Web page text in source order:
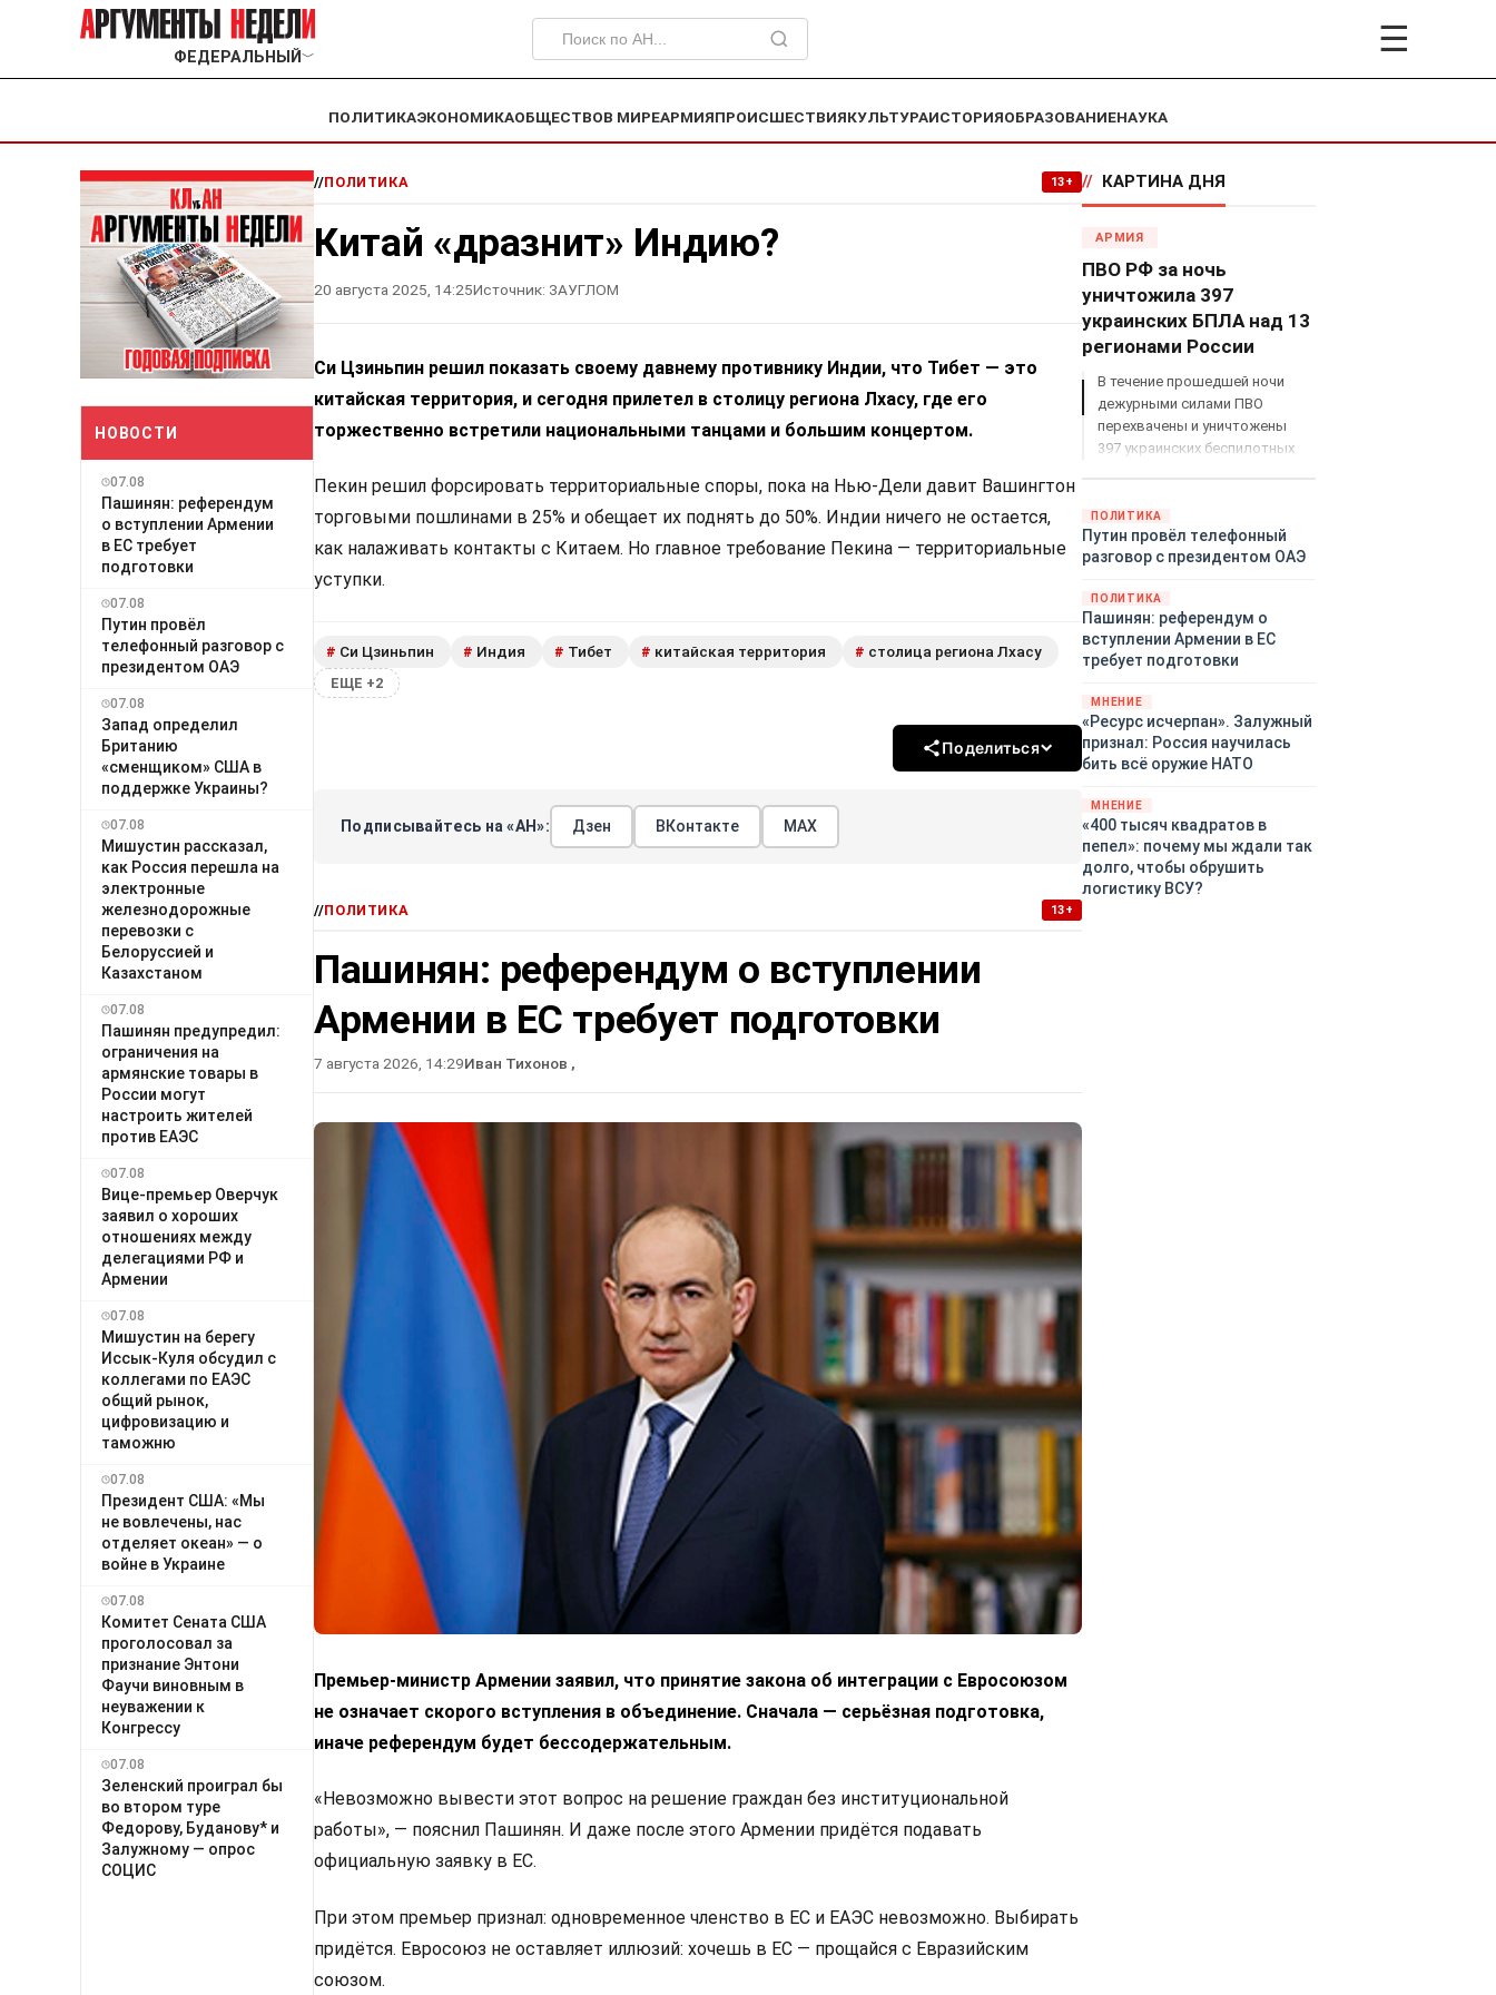
ФЕДЕРАЛЬНЫЙ ﹀ ☰
ПОЛИТИКАЭКОНОМИКАОБЩЕСТВОВ МИРЕАРМИЯПРОИСШЕСТВИЯКУЛЬТУРАИСТОРИЯОБРАЗОВАНИЕНАУКА
НОВОСТИ
07.08
Пашинян: референдум
о вступлении Армении
в ЕС требует
подготовки
07.08
Путин провёл
телефонный разговор с
президентом ОАЭ
07.08
Запад определил
Британию
«сменщиком» США в
поддержке Украины?
07.08
Мишустин рассказал,
как Россия перешла на
электронные
железнодорожные
перевозки с
Белоруссией и
Казахстаном
07.08
Пашинян предупредил:
ограничения на
армянские товары в
России могут
настроить жителей
против ЕАЭС
07.08
Вице-премьер Оверчук
заявил о хороших
отношениях между
делегациями РФ и
Армении
07.08
Мишустин на берегу
Иссык-Куля обсудил с
коллегами по ЕАЭС
общий рынок,
цифровизацию и
таможню
07.08
Президент США: «Мы
не вовлечены, нас
отделяет океан» — о
войне в Украине
07.08
Комитет Сената США
проголосовал за
признание Энтони
Фаучи виновным в
неуважении к
Конгрессу
07.08
Зеленский проиграл бы
во втором туре
Федорову, Буданову* и
Залужному — опрос
СОЦИС
//ПОЛИТИКА 13+
Китай «дразнит» Индию?
20 августа 2025, 14:25Источник: ЗАУГЛОМ
Си Цзиньпин решил показать своему давнему противнику Индии, что Тибет — это
китайская территория, и сегодня прилетел в столицу региона Лхасу, где его
торжественно встретили национальными танцами и большим концертом.
Пекин решил форсировать территориальные споры, пока на Нью-Дели давит Вашингтон
торговыми пошлинами в 25% и обещает их поднять до 50%. Индии ничего не остается,
как налаживать контакты с Китаем. Но главное требование Пекина — территориальные
уступки.
# Си Цзиньпин # Индия # Тибет # китайская территория # столица региона Лхасу
ЕЩЕ +2
Поделиться
Подписывайтесь на «АН»: Дзен ВКонтакте МАХ
//ПОЛИТИКА 13+
Пашинян: референдум о вступлении
Армении в ЕС требует подготовки
7 августа 2026, 14:29Иван Тихонов ,
Премьер-министр Армении заявил, что принятие закона об интеграции с Евросоюзом
не означает скорого вступления в объединение. Сначала — серьёзная подготовка,
иначе референдум будет бессодержательным.
«Невозможно вывести этот вопрос на решение граждан без институциональной
работы», — пояснил Пашинян. И даже после этого Армении придётся подавать
официальную заявку в ЕС.
При этом премьер признал: одновременное членство в ЕС и ЕАЭС невозможно. Выбирать
придётся. Евросоюз не оставляет иллюзий: хочешь в ЕС — прощайся с Евразийским
союзом.
// КАРТИНА ДНЯ
АРМИЯ
ПВО РФ за ночь
уничтожила 397
украинских БПЛА над 13
регионами России
В течение прошедшей ночи
дежурными силами ПВО
перехвачены и уничтожены
397 украинских беспилотных
территориями Белгородской,
Брянской, Воронежской,
Курской, Липецкой,
Ростовской, Рязанской,
Самарской, Саратовской,
Тамбовской, Тульской
областей, Краснодарского
края, Республики Крым и над
акваторией Азовского моря.
ПОЛИТИКА
Путин провёл телефонный
разговор с президентом ОАЭ
ПОЛИТИКА
Пашинян: референдум о
вступлении Армении в ЕС
требует подготовки
МНЕНИЕ
«Ресурс исчерпан». Залужный
признал: Россия научилась
бить всё оружие НАТО
МНЕНИЕ
«400 тысяч квадратов в
пепел»: почему мы ждали так
долго, чтобы обрушить
логистику ВСУ?